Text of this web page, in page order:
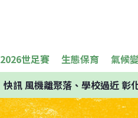
2026世足賽 生態保育 氣候
快訊風機離聚落、學校過近 彰